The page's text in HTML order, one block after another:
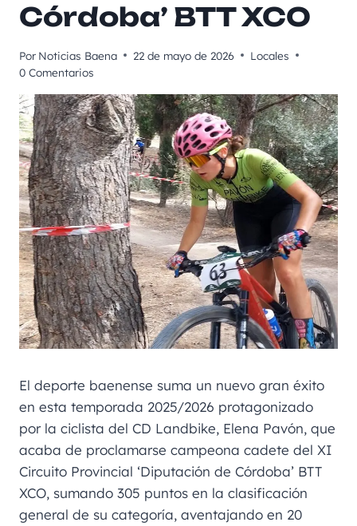
Córdoba’ BTT XCO
Por Noticias Baena 22 de mayo de 2026
Locales
0 Comentarios
El deporte baenense suma un nuevo gran éxito
en esta temporada 2025/2026 protagonizado
por la ciclista del CD Landbike, Elena Pavón, que
acaba de proclamarse campeona cadete del XI
Circuito Provincial ‘Diputación de Córdoba’ BTT
XCO, sumando 305 puntos en la clasificación
general de su categoría, aventajando en 20